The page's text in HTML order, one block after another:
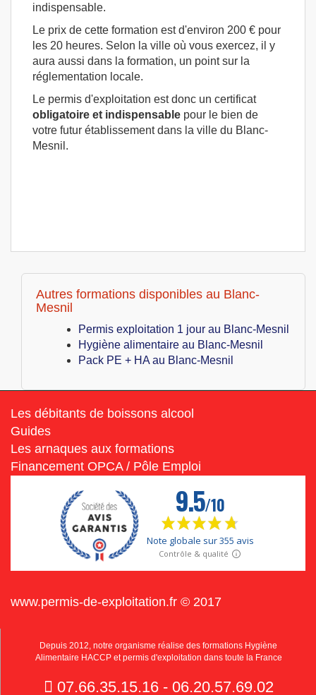
indispensable.
Le prix de cette formation est d'environ 200 € pour
les 20 heures. Selon la ville où vous exercez, il y
aura aussi dans la formation, un point sur la
réglementation locale.
Le permis d'exploitation est donc un certificat
obligatoire et indispensable pour le bien de
votre futur établissement dans la ville du Blanc-
Mesnil.
Autres formations disponibles au Blanc-
Mesnil
Permis exploitation 1 jour au Blanc-Mesnil
Hygiène alimentaire au Blanc-Mesnil
Pack PE + HA au Blanc-Mesnil
Les débitants de boissons alcool
Guides
Les arnaques aux formations
Financement OPCA / Pôle Emploi
www.permis-de-exploitation.fr © 2017
Depuis 2012, notre organisme réalise des formations Hygiène
Alimentaire HACCP et permis d'exploitation dans toute la France
07.66.35.15.16 - 06.20.57.69.02